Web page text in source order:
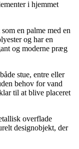
i hjemmet
en palme med en
og har en
og moderne præg
stue, entre eller
behov for vand
til at blive placeret
overflade
designobjekt, der